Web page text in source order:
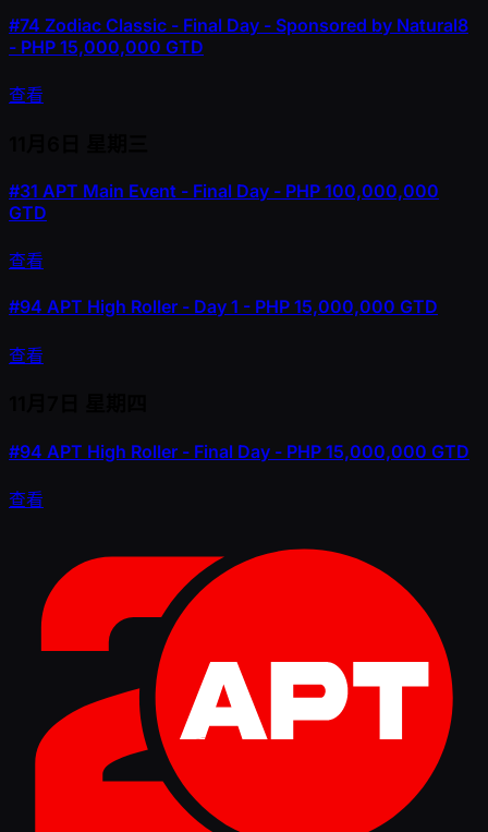
#74 Zodiac Classic - Final Day - Sponsored by Natural8
- PHP 15,000,000 GTD
查看
#31 APT Main Event - Final Day - PHP 100,000,000
GTD
查看
#94 APT High Roller - Day 1 - PHP 15,000,000 GTD
查看
#94 APT High Roller - Final Day - PHP 15,000,000 GTD
查看